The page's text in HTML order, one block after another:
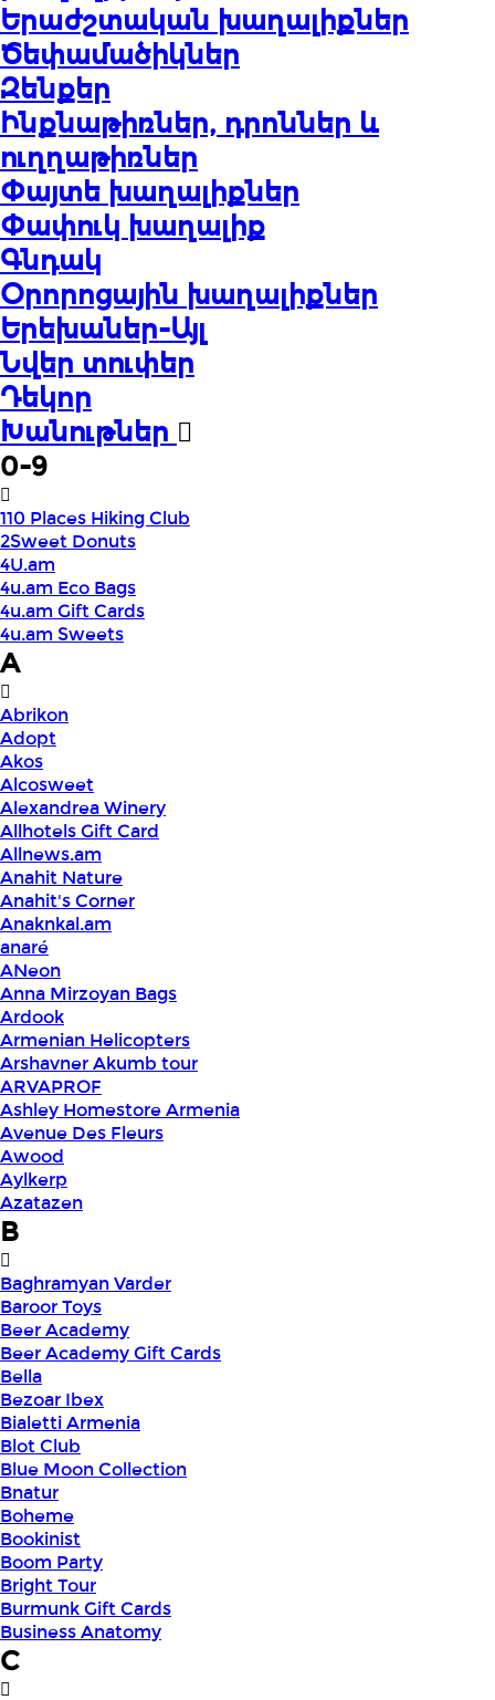
Երաժշտական խաղալիքներ
Ծեփամածիկներ
Զենքեր
Ինքնաթիռներ, դրոններ և
ուղղաթիռներ
Փայտե խաղալիքներ
Փափուկ խաղալիք
Գնդակ
Օրորոցային խաղալիքներ
Երեխաներ-Այլ
Նվեր տուփեր
Դեկոր
Խանութներ
0-9
110 Places Hiking Club
2Sweet Donuts
4U.am
4u.am Eco Bags
4u.am Gift Cards
4u.am Sweets
A
Abrikon
Adopt
Akos
Alcosweet
Alexandrea Winery
Allhotels Gift Card
Allnews.am
Anahit Nature
Anahit's Corner
Anaknkal.am
anaré
ANeon
Anna Mirzoyan Bags
Ardook
Armenian Helicopters
Arshavner Akumb tour
ARVAPROF
Ashley Homestore Armenia
Avenue Des Fleurs
Awood
Aylkerp
Azatazen
B
Baghramyan Varder
Baroor Toys
Beer Academy
Beer Academy Gift Cards
Bella
Bezoar Ibex
Bialetti Armenia
Blot Club
Blue Moon Collection
Bnatur
Boheme
Bookinist
Boom Party
Bright Tour
Burmunk Gift Cards
Business Anatomy
C